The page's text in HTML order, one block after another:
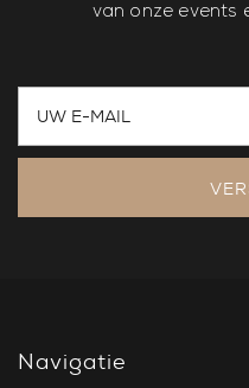
van onze events
Navigatie